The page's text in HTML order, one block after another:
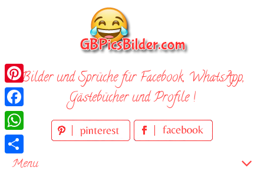
Bilder und Sprüche für Facebook, WhatsApp,
Gästebücher und Profile !
Menu
Pinterest
Facebook
WhatsApp
Teilen